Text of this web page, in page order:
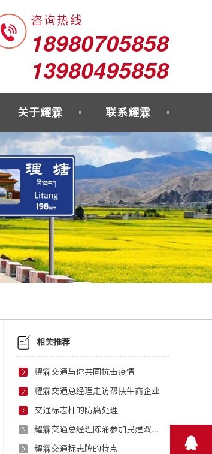
咨询热线
18980705858
13980495858
关于耀霖 联系耀霖
相关推荐
耀霖交通与你共同抗击疫情
耀霖交通总经理走访帮扶牛商企业
交通标志杆的防腐处理
耀霖交通总经理陈涌参加民建双流参政议政研讨会
耀霖交通标志牌的特点